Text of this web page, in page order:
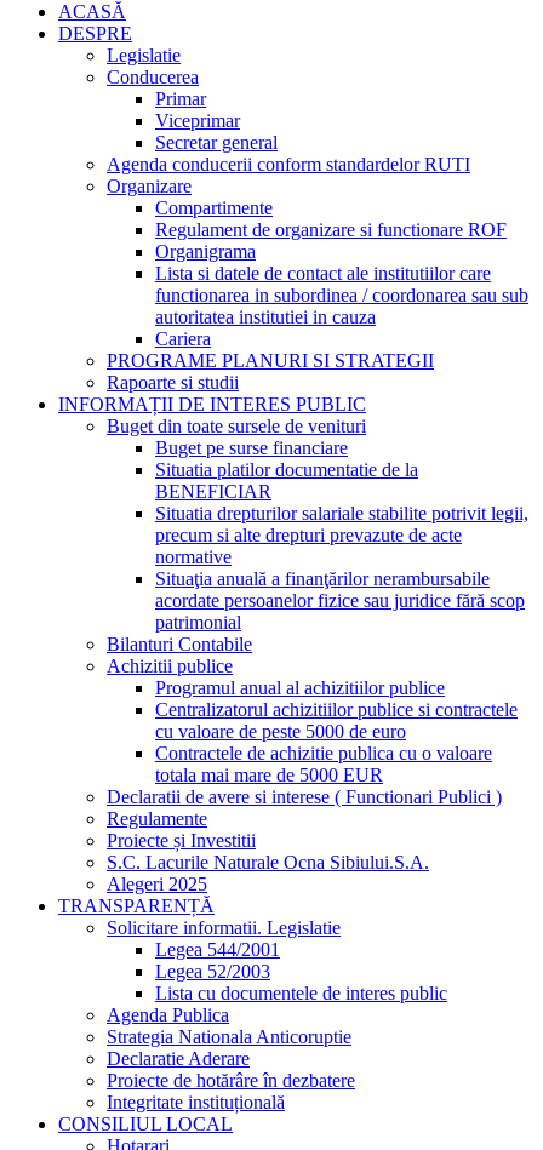
ACASĂ
DESPRE
Legislatie
Conducerea
Primar
Viceprimar
Secretar general
Agenda conducerii conform standardelor RUTI
Organizare
Compartimente
Regulament de organizare si functionare ROF
Organigrama
Lista si datele de contact ale institutiilor care
functionarea in subordinea / coordonarea sau sub
autoritatea institutiei in cauza
Cariera
PROGRAME PLANURI SI STRATEGII
Rapoarte si studii
INFORMAȚII DE INTERES PUBLIC
Buget din toate sursele de venituri
Buget pe surse financiare
Situatia platilor documentatie de la
BENEFICIAR
Situatia drepturilor salariale stabilite potrivit legii,
precum si alte drepturi prevazute de acte
normative
Situaţia anuală a finanţărilor nerambursabile
acordate persoanelor fizice sau juridice fără scop
patrimonial
Bilanturi Contabile
Achizitii publice
Programul anual al achizitiilor publice
Centralizatorul achizitiilor publice si contractele
cu valoare de peste 5000 de euro
Contractele de achizitie publica cu o valoare
totala mai mare de 5000 EUR
Declaratii de avere si interese ( Functionari Publici )
Regulamente
Proiecte și Investitii
S.C. Lacurile Naturale Ocna Sibiului.S.A.
Alegeri 2025
TRANSPARENȚĂ
Solicitare informatii. Legislatie
Legea 544/2001
Legea 52/2003
Lista cu documentele de interes public
Agenda Publica
Strategia Nationala Anticoruptie
Declaratie Aderare
Proiecte de hotărâre în dezbatere
Integritate instituțională
CONSILIUL LOCAL